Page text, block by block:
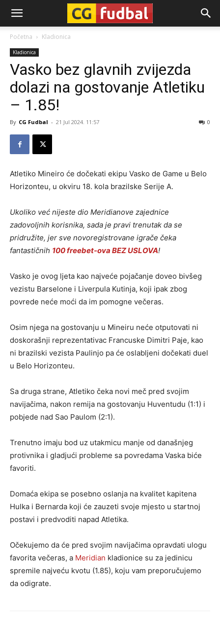
CG-
Fudbal
Početna Kladionica
Kladionica
Vasko bez glavnih zvijezda
dolazi na gostovanje Atletiku
– 1.85!
By CG Fudbal - 21 Jul 2024. 11:57 0
Atletiko Mineiro će dočekati ekipu Vasko de Game u Belo
Horizonteu, u okviru 18. kola brazilske Serije A.
Ukoliko već nijeste dio Meridianove zajednice
zadovoljnih korisnika, sada je pravi trenutak da se
pridružite, jer sve novoregistrovane igrače čeka
fantastičnih 100 freebet-ova BEZ USLOVA!
Vasko je ovog ljeta kao najveće pojačanje doveo bivšeg
vezistu Barselone i Liverpula Kutinja, koji ipak zbog
povrede neće moći da im pomogne večeras.
Osim njega na gostovanju u Mineiru neće otputovati ni
doskorašnji reprezentativac Francuske Dimitri Paje, kao
ni brazilski vezista Paulinjo pa će oslabljeni dočekati duel
u Belo Horizonteu.
Sa druga strane, Atletiko čeka novi meč pred svojim
navijačima, nakon remija na gostovanju Huventudu (1:1) i
pobjede nad Sao Paulom (2:1).
Trenutno imaju bod uz utakmicu manje od današnjeg
protivnika i gladjući probleme sa povredama Vaska biće
favoriti.
Domaća ekipa se posebno oslanja na kvalitet kapitena
Hulka i Bernarda koji će zauzeti svoje mjesto u startnoj
postavi i predvoditi napad Atletika.
Očekujemo da će pred svojim navijačima opravdati ulogu
favorita večeras, a Meridian kladionice su za jedinicu
spremile najveću kvotu (1.85), koju vam preporučujemo
da odigrate.